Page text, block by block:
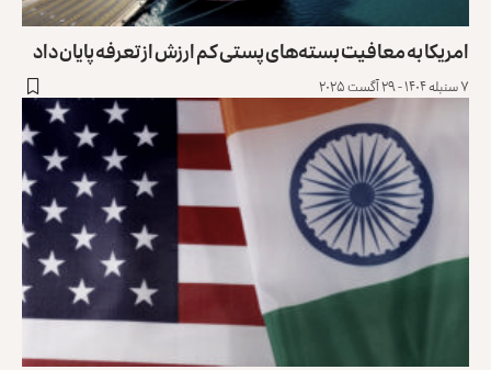
امریکا به معافیت بسته‌های پستی کم‌ ارزش از تعرفه پایان داد
۷ سنبله ۱۴۰۴ - ۲۹ آگست ۲۰۲۵